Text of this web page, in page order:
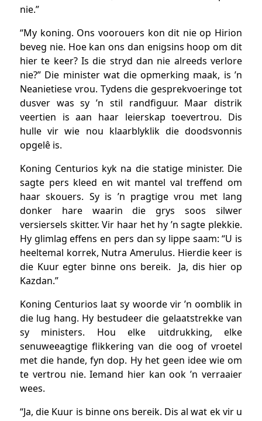
nie.”
“My koning. Ons voorouers kon dit nie op Hirion
beveg nie. Hoe kan ons dan enigsins hoop om dit
hier te keer? Is die stryd dan nie alreeds verlore
nie?” Die minister wat die opmerking maak, is ’n
Neanietiese vrou. Tydens die gesprekvoeringe tot
dusver was sy ’n stil randfiguur. Maar distrik
veertien is aan haar leierskap toevertrou. Dis
hulle vir wie nou klaarblyklik die doodsvonnis
opgelê is.
Koning Centurios kyk na die statige minister. Die
sagte pers kleed en wit mantel val treffend om
haar skouers. Sy is ’n pragtige vrou met lang
donker hare waarin die grys soos silwer
versiersels skitter. Vir haar het hy ’n sagte plekkie.
Hy glimlag effens en pers dan sy lippe saam: “U is
heeltemal korrek, Nutra Amerulus. Hierdie keer is
die Kuur egter binne ons bereik. Ja, dis hier op
Kazdan.”
Koning Centurios laat sy woorde vir ’n oomblik in
die lug hang. Hy bestudeer die gelaatstrekke van
sy ministers. Hou elke uitdrukking, elke
senuweeagtige flikkering van die oog of vroetel
met die hande, fyn dop. Hy het geen idee wie om
te vertrou nie. Iemand hier kan ook ’n verraaier
wees.
“Ja, die Kuur is binne ons bereik. Dis al wat ek vir u